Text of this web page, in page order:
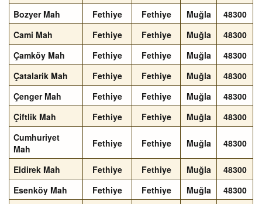
Bozyer Mah
Fethiye Fethiye Muğla
48300
Cami Mah
Fethiye Fethiye Muğla
48300
Çamköy Mah
Fethiye Fethiye Muğla
48300
Çatalarik Mah
Fethiye Fethiye Muğla
48300
Çenger Mah
Fethiye Fethiye Muğla
48300
Çiftlik Mah
Fethiye Fethiye Muğla
48300
Cumhuriyet
Mah
Fethiye Fethiye Muğla 48300
Eldirek Mah Fethiye Fethiye Muğla
48300
Esenköy Mah
Fethiye Fethiye Muğla
48300